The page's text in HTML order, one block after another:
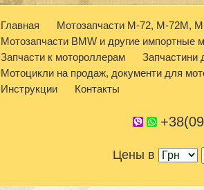
Главная Мотозапчасти М-72, М-72М,
Мотозапчасти BMW и другие импортные
Запчасти к мотороллерам
Запчастини
Мотоцикли на продаж, документи для
Инструкции
Контакты
Цены в